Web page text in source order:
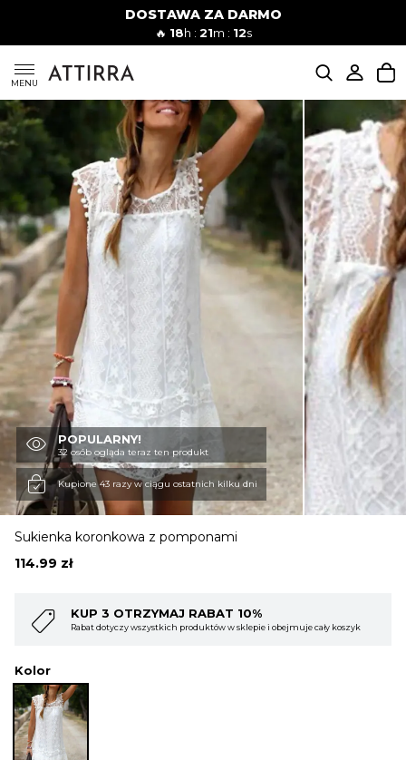
DOSTAWA ZA DARMO
🔥 18h :21m : 11s
MENU
Mężczyźni
SUKIENKI
KOMPLETY
KOMBINEZONY
DÓŁ DAMSKIE
STROJE KĄPIELOWE
BLUZKI
OBUWIE
BIELIZNA
SWETRY
OKRYCIA WIERZCHNIE
POPULARNY!
32 osób ogląda teraz ten produkt
Kupione 43 razy w ciągu ostatnich kilku dni
Sukienka koronkowa z pomponami
114.99 zł
i obejmuje cały koszyk
KUP 4 OTRZYMAJ RABAT 15%
Rabat dotyczy wszystkich produktów w sklepie i
Kolor